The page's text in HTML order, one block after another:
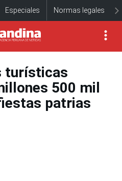
Especiales Normas legales
turísticas
500 mil
patrias